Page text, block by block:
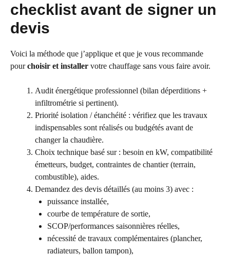
checklist avant de signer un
devis
Voici la méthode que j’applique et que je vous recommande
pourchoisir et installer votre chauffage sans vous faire avoir.
Audit énergétique professionnel (bilan déperditions +
infiltrométrie si pertinent).
Priorité isolation / étanchéité : vérifiez que les travaux
indispensables sont réalisés ou budgétés avant de
changer la chaudière.
Choix technique basé sur : besoin en kW, compatibilité
émetteurs, budget, contraintes de chantier (terrain,
combustible), aides.
Demandez des devis détaillés (au moins 3) avec :
puissance installée,
courbe de température de sortie,
SCOP/performances saisonnières réelles,
nécessité de travaux complémentaires (plancher,
radiateurs, ballon tampon),